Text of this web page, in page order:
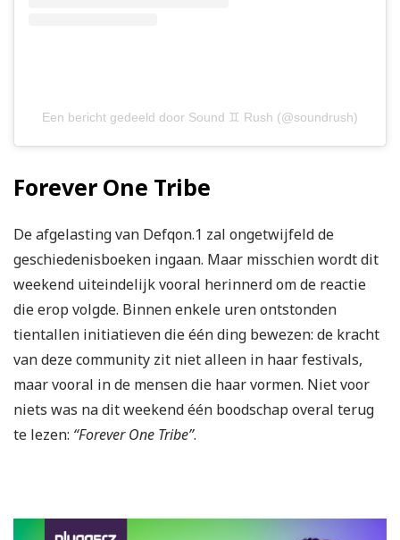
Een bericht gedeeld door Sound ♊️ Rush (@soundrush)
Forever One Tribe
De afgelasting van Defqon.1 zal ongetwijfeld de
geschiedenisboeken ingaan. Maar misschien wordt dit
weekend uiteindelijk vooral herinnerd om de reactie
die erop volgde. Binnen enkele uren ontstonden
tientallen initiatieven die één ding bewezen: de kracht
van deze community zit niet alleen in haar festivals,
maar vooral in de mensen die haar vormen. Niet voor
niets was na dit weekend één boodschap overal terug
te lezen: “Forever One Tribe”.